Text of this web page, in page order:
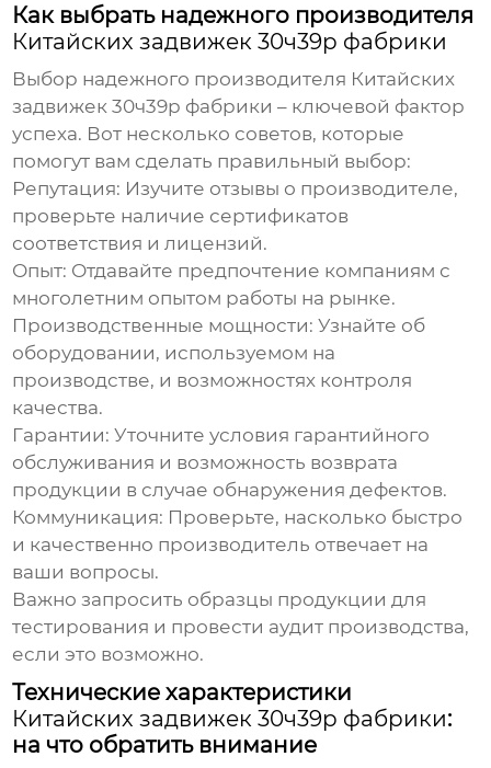
Как выбрать надежного производителя
Китайских задвижек 30ч39р фабрики
Выбор надежного производителя Китайских
задвижек 30ч39р фабрики – ключевой фактор
успеха. Вот несколько советов, которые
помогут вам сделать правильный выбор:
Репутация: Изучите отзывы о производителе,
проверьте наличие сертификатов
соответствия и лицензий.
Опыт: Отдавайте предпочтение компаниям с
многолетним опытом работы на рынке.
Производственные мощности: Узнайте об
оборудовании, используемом на
производстве, и возможностях контроля
качества.
Гарантии: Уточните условия гарантийного
обслуживания и возможность возврата
продукции в случае обнаружения дефектов.
Коммуникация: Проверьте, насколько быстро
и качественно производитель отвечает на
ваши вопросы.
Важно запросить образцы продукции для
тестирования и провести аудит производства,
если это возможно.
Технические характеристики
Китайских задвижек 30ч39р фабрики:
на что обратить внимание